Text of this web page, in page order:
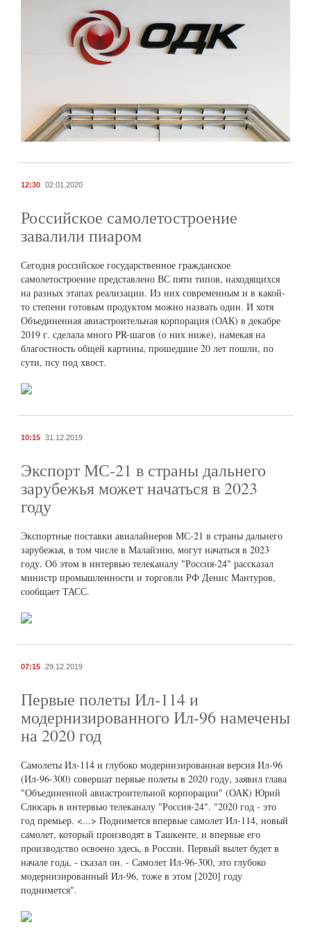
12:30 02.01.2020
Российское самолетостроение
завалили пиаром
Сегодня российское государственное гражданское
самолетостроение представлено ВС пяти типов, находящихся
на разных этапах реализации. Из них современным и в какой-
то степени готовым продуктом можно назвать один. И хотя
Объединенная авиастроительная корпорация (ОАК) в декабре
2019 г. сделала много PR-шагов (о них ниже), намекая на
благостность общей картины, прошедшие 20 лет пошли, по
сути, псу под хвост.
10:15 31.12.2019
Экспорт МС-21 в страны дальнего
зарубежья может начаться в 2023
году
Экспортные поставки авиалайнеров МС-21 в страны дальнего
зарубежья, в том числе в Малайзию, могут начаться в 2023
году. Об этом в интервью телеканалу "Россия-24" рассказал
министр промышленности и торговли РФ Денис Мантуров,
сообщает ТАСС.
07:15 29.12.2019
Первые полеты Ил-114 и
модернизированного Ил-96 намечены
на 2020 год
Самолеты Ил-114 и глубоко модернизированная версия Ил-96
(Ил-96-300) совершат первые полеты в 2020 году, заявил глава
"Объединенной авиастроительной корпорации" (ОАК) Юрий
Слюсарь в интервью телеканалу "Россия-24". "2020 год - это
год премьер. <...> Поднимется впервые самолет Ил-114, новый
самолет, который производят в Ташкенте, и впервые его
производство освоено здесь, в России. Первый вылет будет в
начале года, - сказал он. - Самолет Ил-96-300, это глубоко
модернизированный Ил-96, тоже в этом [2020] году
поднимется".